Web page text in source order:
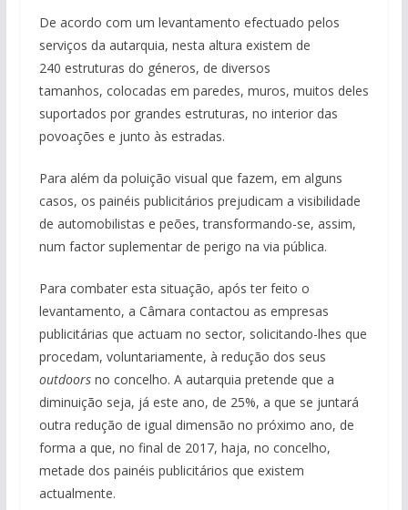
De acordo com um levantamento efectuado pelos
serviços da autarquia, nesta altura existem de
240 estruturas do géneros, de diversos
tamanhos, colocadas em paredes, muros, muitos deles
suportados por grandes estruturas, no interior das
povoações e junto às estradas.
Para além da poluição visual que fazem, em alguns
casos, os painéis publicitários prejudicam a visibilidade
de automobilistas e peões, transformando-se, assim,
num factor suplementar de perigo na via pública.
Para combater esta situação, após ter feito o
levantamento, a Câmara contactou as empresas
publicitárias que actuam no sector, solicitando-lhes que
procedam, voluntariamente, à redução dos seus
outdoorsno concelho. A autarquia pretende que a
diminuição seja, já este ano, de 25%, a que se juntará
outra redução de igual dimensão no próximo ano, de
forma a que, no final de 2017, haja, no concelho,
metade dos painéis publicitários que existem
actualmente.